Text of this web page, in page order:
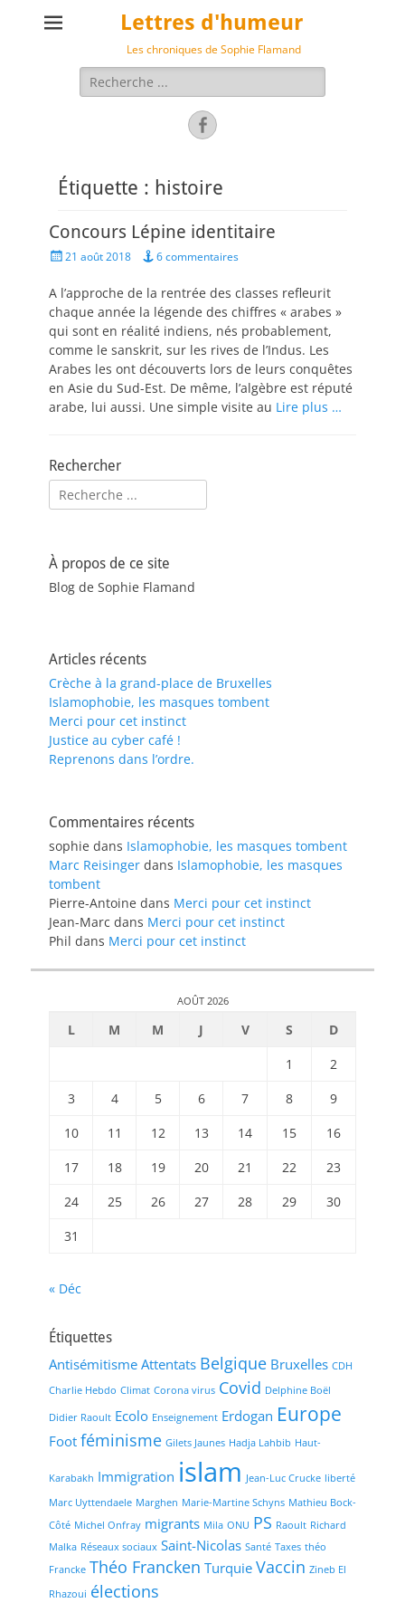
Lettres d'humeur
Les chroniques de Sophie Flamand
Rechercher :
Facebook
Étiquette : histoire
Concours Lépine identitaire
Posted21 août 2018 6 commentaires
A l’approche de la rentrée des classes refleurit
chaque année la légende des chiffres « arabes »
qui sont en réalité indiens, nés probablement,
comme le sanskrit, sur les rives de l’Indus. Les
Arabes les ont découverts lors de leurs conquêtes
en Asie du Sud-Est. De même, l’algèbre est réputé
arabe, lui aussi. Une simple visite au Lire plus …
Rechercher
Rechercher :
À propos de ce site
Blog de Sophie Flamand
Articles récents
Crèche à la grand-place de Bruxelles
Islamophobie, les masques tombent
Merci pour cet instinct
Justice au cyber café !
Reprenons dans l’ordre.
Commentaires récents
sophie dans Islamophobie, les masques tombent
Marc Reisinger dans Islamophobie, les masques
tombent
Pierre-Antoine dans Merci pour cet instinct
Jean-Marc dans Merci pour cet instinct
Phil dans Merci pour cet instinct
AOÛT 2026
L M M J V S
D
1
2
3
4 5 6 7 8
9
10
11 12 13 14 15
16
17
18 19 20 21 22
23
24
25 26 27 28 29
30
31
« Déc
Étiquettes
Antisémitisme Attentats Belgique Bruxelles CDH
Charlie Hebdo Climat Corona virus Covid Delphine Boël
Didier Raoult Ecolo Enseignement Erdogan Europe
Foot féminisme Gilets Jaunes Hadja Lahbib Haut-
Karabakh Immigration islam Jean-Luc Crucke liberté
Marc Uyttendaele Marghen Marie-Martine Schyns Mathieu Bock-
Côté Michel Onfray migrants Mila ONU PS Raoult Richard
Malka Réseaux sociaux Saint-Nicolas Santé Taxes théo
Francke Théo Francken Turquie Vaccin Zineb El
Rhazoui élections